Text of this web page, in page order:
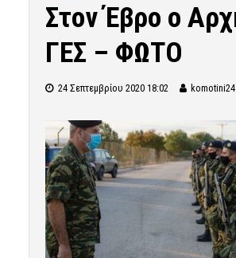
Στον Έβρο ο
ΓΕΣ – ΦΩΤΟ
24 Σεπτεμβρίου 2020 18:02 komotini24